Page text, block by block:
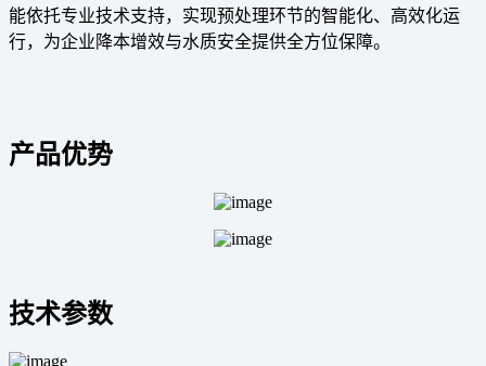
能依托专业技术支持，实现预处理环节的智能化、高效化运
行，为企业降本增效与水质安全提供全方位保障。
产品优势
技术参数